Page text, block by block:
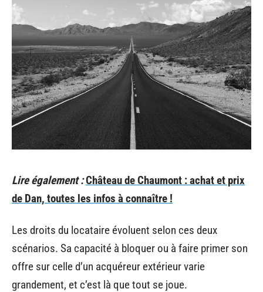
Lire également :Château de Chaumont : achat et prix
de Dan, toutes les infos à connaître !
Les droits du locataire évoluent selon ces deux
scénarios. Sa capacité à bloquer ou à faire primer son
offre sur celle d’un acquéreur extérieur varie
grandement, et c’est là que tout se joue.